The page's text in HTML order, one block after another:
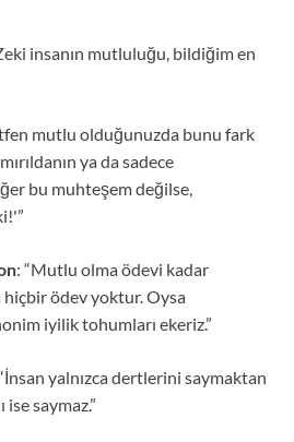
insanın mutluluğu, bildiğim en
mutlu olduğunuzda bunu fark
ya da sadece
bu muhteşem değilse,
: “Mutlu olma ödevi kadar
ödev yoktur. Oysa
iyilik tohumları ekeriz.”
yalnızca dertlerini saymaktan
saymaz.”